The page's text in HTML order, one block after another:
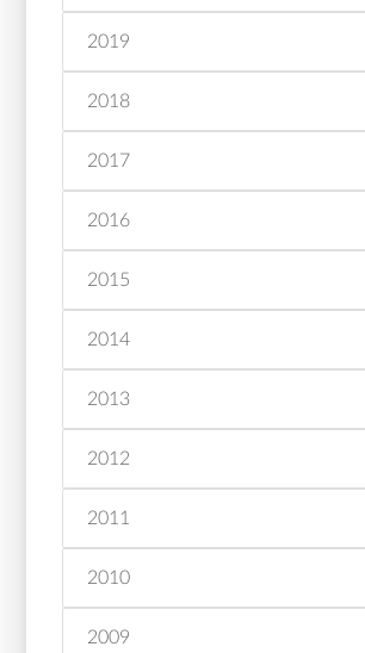
2019
2018
2017
2016
2015
2014
2013
2012
2011
2010
2009